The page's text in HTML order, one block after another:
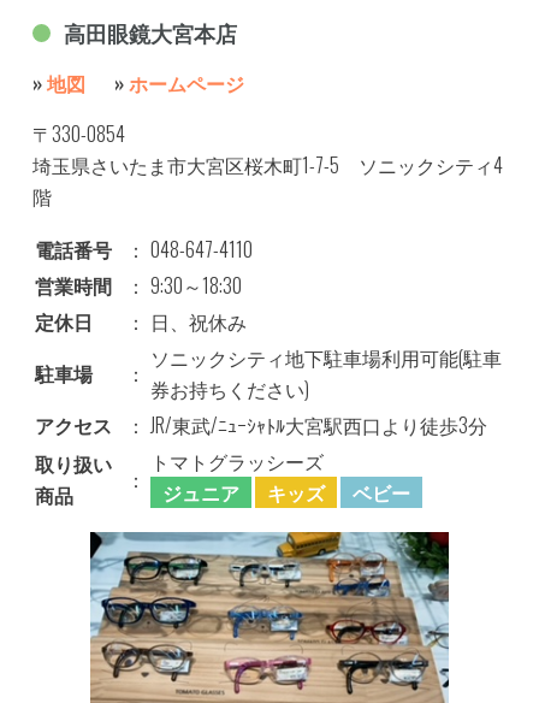
高田眼鏡大宮本店
»地図 »ホームページ
〒330-0854
埼玉県さいたま市大宮区桜木町1-7-5 ソニックシティ4
階
電話番号
： 048-647-4110
営業時間
： 9:30～18:30
定休日
： 日、祝休み
駐車場
：
ソニックシティ地下駐車場利用可能(駐車
券お持ちください)
アクセス
： JR/東武/ﾆｭｰｼｬﾄﾙ大宮駅西口より徒歩3分
取り扱い
商品
：
トマトグラッシーズ
ジュニア
キッズ ベビー